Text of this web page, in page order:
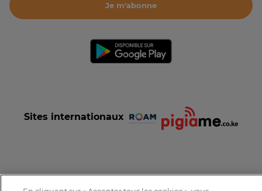
Je m'abonne
Sites internationaux
Conditions et Charte d'utilisation Politique de confidentialité